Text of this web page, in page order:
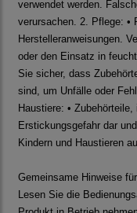
verwendet werden.
verursachen. 2. Pflege: •
Herstelleranweisungen.
oder den Einsatz in
Sie sicher, dass
sind, um Unfälle oder
Haustiere: •
Erstickungsgefahr dar
Kindern und Haustieren
Gemeinsame Hinweise
Lesen Sie die